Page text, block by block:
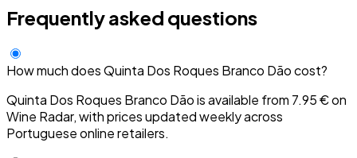
Frequently asked questions
How much does Quinta Dos Roques Branco Dão cost?
Quinta Dos Roques Branco Dão is available from 7.95 € on
Wine Radar, with prices updated weekly across
Portuguese online retailers.